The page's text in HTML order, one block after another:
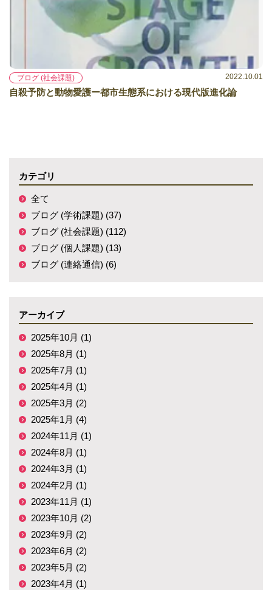
ブログ (社会課題) 2022.10.01
自殺予防と動物愛護ー都市生態系における現代版進化論
カテゴリ
全て
ブログ (学術課題) (37)
ブログ (社会課題) (112)
ブログ (個人課題) (13)
ブログ (連絡通信) (6)
アーカイブ
2025年10月 (1)
2025年8月 (1)
2025年7月 (1)
2025年4月 (1)
2025年3月 (2)
2025年1月 (4)
2024年11月 (1)
2024年8月 (1)
2024年3月 (1)
2024年2月 (1)
2023年11月 (1)
2023年10月 (2)
2023年9月 (2)
2023年6月 (2)
2023年5月 (2)
2023年4月 (1)